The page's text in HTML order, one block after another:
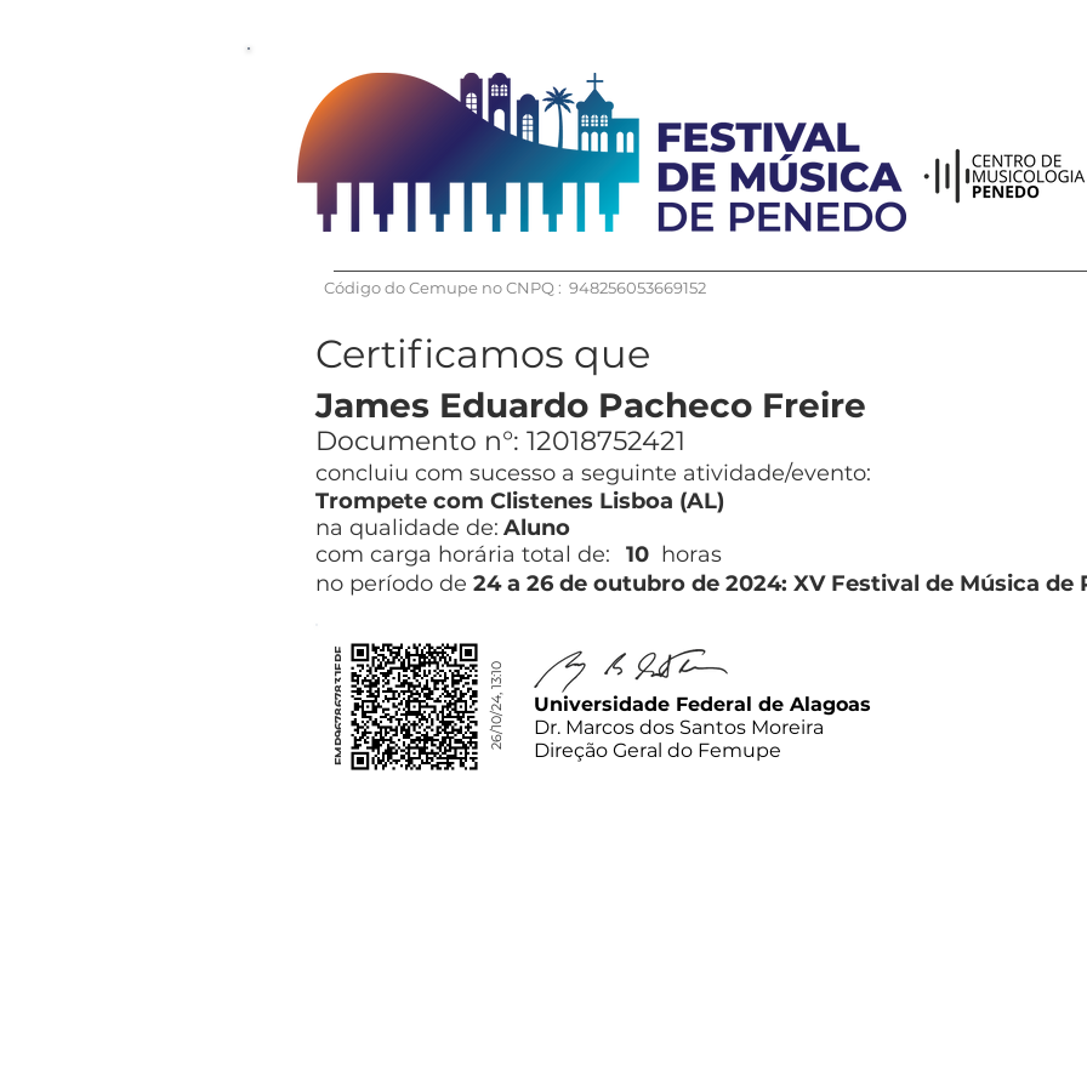
Código do Cemupe no CNPQ : 948256053669152
Certificamos que
James Eduardo Pacheco Freire
Documento n°: 12018752421
concluiu com sucesso a seguinte atividade/evento:
Trompete com Clistenes Lisboa (AL)
na qualidade de: Aluno
com carga horária total de:
10 horas
no período de 24 a 26 de outubro de 2024: XV Festival de Música de
FMP96786783JEPF 26/10/24, 13:10
Universidade Federal de Alagoas
Dr. Marcos dos Santos Moreira
Direção Geral do Femupe